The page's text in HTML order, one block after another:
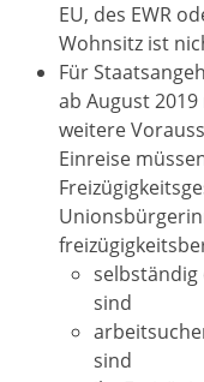
EU, des EWR
Wohnsitz ist
Für
ab August
weitere
Einreise
sind
sind